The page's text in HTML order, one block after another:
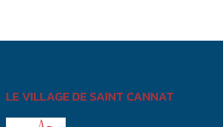
LE VILLAGE DE SAINT CANNAT